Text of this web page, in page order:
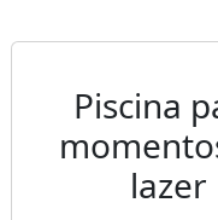
Piscina
lazer